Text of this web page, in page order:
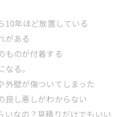
10年ほど放置している
がある
ものが付着する
る。
外壁が傷ついてしまった
良し悪しがわからない
いなの？見積りだけでもいい